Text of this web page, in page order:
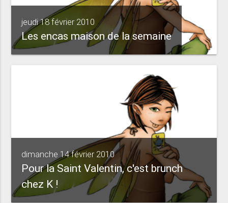
jeudi 18 février 2010
Les encas maison de la semaine
dimanche 14 février 2010
Pour la Saint Valentin, c'est brunch
chez K !